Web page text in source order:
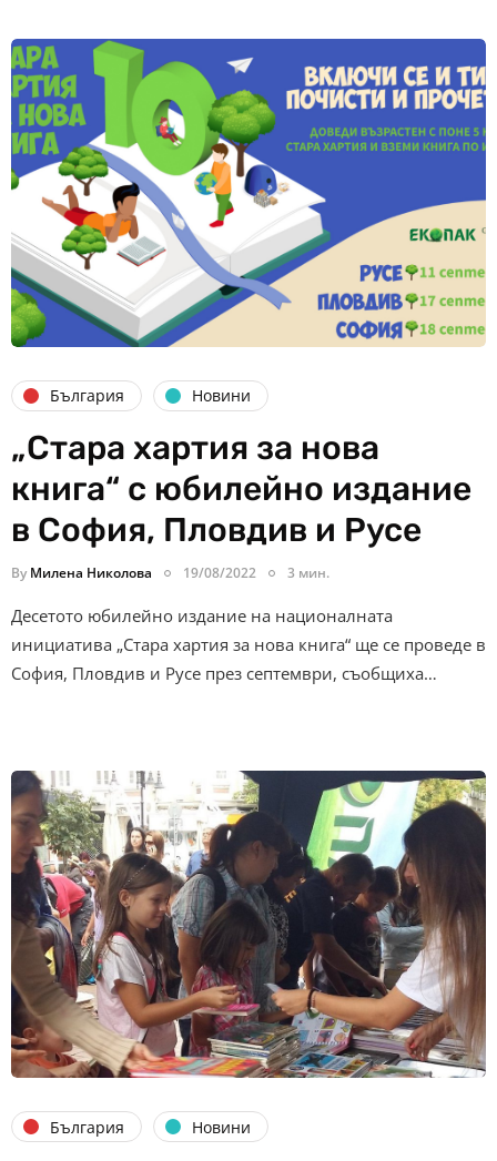
България Новини
„Стара хартия за нова
книга“ с юбилейно издание
в София, Пловдив и Русе
By Милена Николова 19/08/2022 3 мин.
Десетото юбилейно издание на националната
инициатива „Стара хартия за нова книга“ ще се проведе в
София, Пловдив и Русе през септември, съобщиха…
България Новини